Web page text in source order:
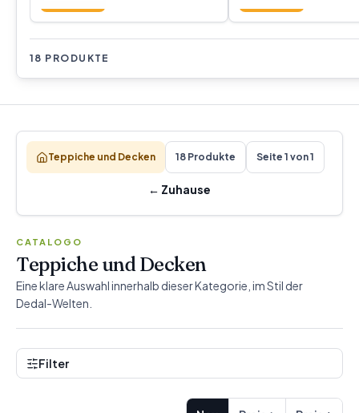
18 PRODUKTE
Teppiche und Decken 18 Produkte Seite 1 von 1
← Zuhause
CATALOGO
Teppiche und Decken
Eine klare Auswahl innerhalb dieser Kategorie, im Stil der
Dedal-Welten.
Filter